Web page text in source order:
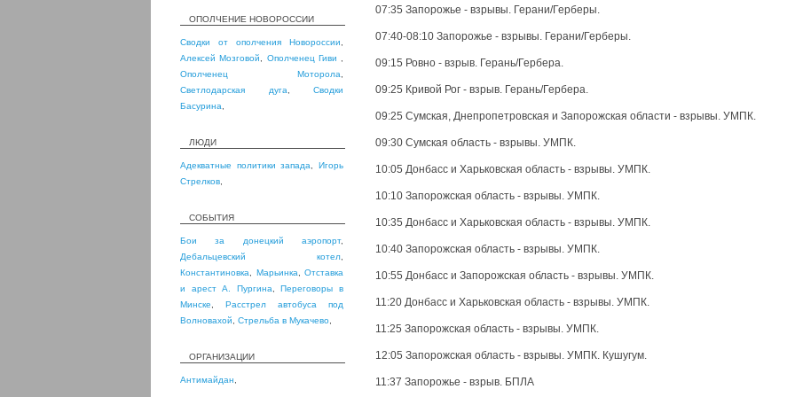
ОПОЛЧЕНИЕ НОВОРОССИИ
Сводки от ополчения Новороссии
Алексей Мозговой
Ополченец Гиви
Ополченец Моторола
Светлодарская дуга
Сводки
Басурина
ЛЮДИ
Адекватные политики запада ,Игорь
Стрелков
СОБЫТИЯ
Бои за донецкий аэропорт,
Дебальцевский котел
Константиновка
Марьинка
Отставка
и арест А. Пургина ,Переговоры в
Минске
Расстрел автобуса под
Волновахой
Стрельба в Мукачево
ОРГАНИЗАЦИИ
Антимайдан
07:35 Запорожье - взрывы. Герани/Герберы.
07:40-08:10 Запорожье - взрывы. Герани/Герберы.
09:15 Ровно - взрыв. Герань/Гербера.
09:25 Кривой Рог - взрыв. Герань/Гербера.
09:25 Сумская, Днепропетровская и Запорожская области - взрывы. УМПК.
09:30 Сумская область - взрывы. УМПК.
10:05 Донбасс и Харьковская область - взрывы. УМПК.
10:10 Запорожская область - взрывы. УМПК.
10:35 Донбасс и Харьковская область - взрывы. УМПК.
10:40 Запорожская область - взрывы. УМПК.
10:55 Донбасс и Запорожская область - взрывы. УМПК.
11:20 Донбасс и Харьковская область - взрывы. УМПК.
11:25 Запорожская область - взрывы. УМПК.
12:05 Запорожская область - взрывы. УМПК. Кушугум.
11:37 Запорожье - взрыв. БПЛА